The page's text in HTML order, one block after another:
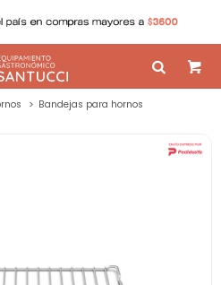
Bandejas para hornos